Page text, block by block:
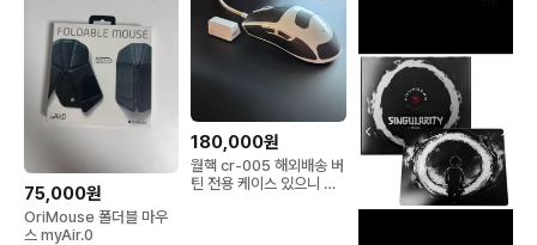
75,000원
OriMouse 폴더블 마우
스 myAir.0
180,000원
월핵 cr-005 해외배송 버
틴 전용 케이스 있으니 안